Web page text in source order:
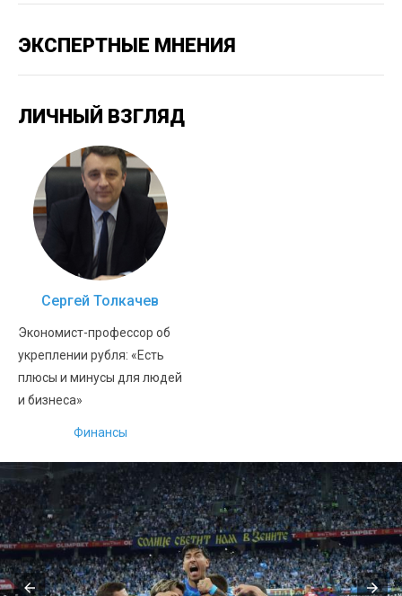
ЭКСПЕРТНЫЕ МНЕНИЯ
ЛИЧНЫЙ ВЗГЛЯД
Сергей Толкачев
Экономист-профессор об
укреплении рубля: «Есть
плюсы и минусы для людей
и бизнеса»
Финансы